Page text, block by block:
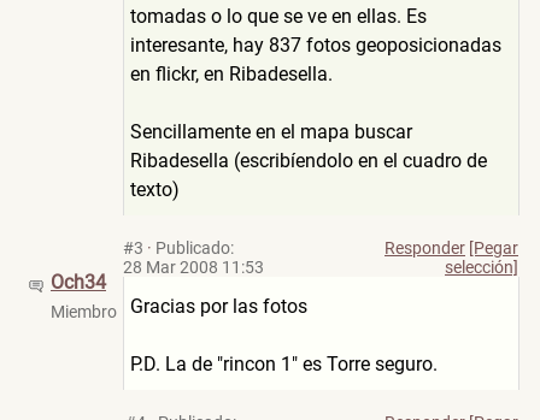
tomadas o lo que se ve en ellas. Es
interesante, hay 837 fotos geoposicionadas
en flickr, en Ribadesella.
Sencillamente en el mapa buscar
Ribadesella (escribíendolo en el cuadro de
texto)
Och34
Miembro
#3 · Publicado:
28 Mar 2008 11:53
Responder [Pegar
selección]
Gracias por las fotos
P.D. La de "rincon 1" es Torre seguro.